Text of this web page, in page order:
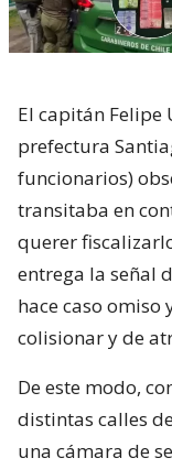
El capitán Felipe
prefectura
funcionarios)
transitaba en
querer
entrega la señal
hace caso
colisionar y de
De este modo,
distintas calles
una cámara de